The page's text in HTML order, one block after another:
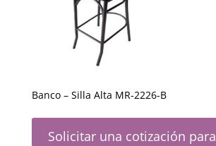
Banco – Silla Alta MR-2226-B
Solicitar una cotización para